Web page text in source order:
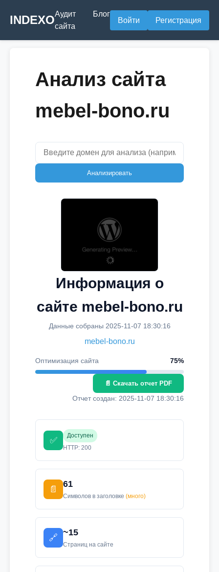
INDEXOАудит
сайта
Блог
Войти Регистрация
Анализ сайта
mebel-bono.ru
Анализировать
Информация о
сайте mebel-bono.ru
Данные собраны 2025-11-07 18:30:16
mebel-bono.ru
Оптимизация сайта 75%
📄 Скачать отчет PDF
Отчет создан: 2025-11-07 18:30:16
✅
Доступен
HTTP: 200
📄
61
Символов в заголовке (много)
🔗
~15
Страниц на сайте